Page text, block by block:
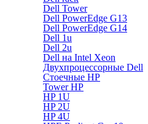
Dell Tower
Dell PowerEdge G13
Dell PowerEdge G14
Dell 1u
Dell 2u
Dell на Intel Xeon
Двухпроцессорные Dell
Стоечные HP
Tower HP
HP 1U
HP 2U
HP 4U